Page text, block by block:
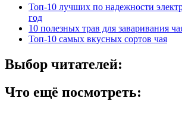
Топ-10 лучших по надежности
год
10 полезных трав для заваривания
Топ-10 самых вкусных сортов чая
Выбор читателей:
Что ещё посмотреть: